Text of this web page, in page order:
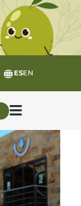
ESEN
Toggle
5 Elementos
Oleoturismo